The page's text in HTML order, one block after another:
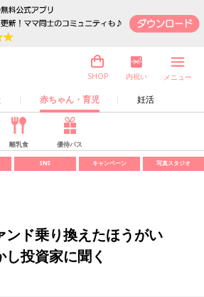
赤ちゃん・育児 妊活
SHOP 内祝い メニュー
離乳食 優待パス
SNS キャンペーン 写真スタジオ
ンド乗り換えたほうがい
投資家に聞く